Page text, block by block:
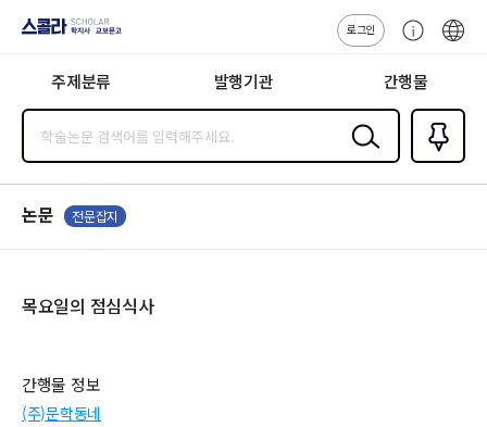
지사·교보문고
로그인
센
주제분류 발행기관 간행물
검색
즐겨찾
기0
논문 전문잡지
목요일의 점심식사
간행물 정보
(주)문학동네